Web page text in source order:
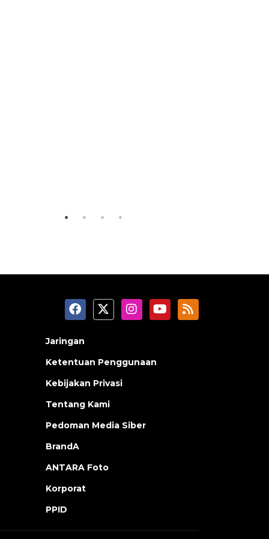
Jaringan
Ketentuan Penggunaan
Kebijakan Privasi
Tentang Kami
Pedoman Media Siber
BrandA
ANTARA Foto
Korporat
PPID